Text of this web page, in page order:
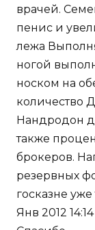
врачей.
пенис и
лежа
ногой
носком на
количество
Нандродон
также
брокеров.
резервных
госказне
Янв 2012